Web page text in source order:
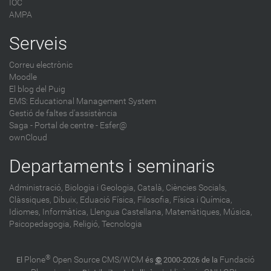
IOC
AMPA
Serveis
Correu electrònic
Moodle
El blog del Puig
EMS: Educational Management System
Gestió de faltes d'assistència
Saga - Portal de centre - Esfer@
ownCloud
Departaments i seminaris
Administració, Biologia i Geologia, Català, Ciències Socials,
Clàssiques, Dibuix, Eduació Física, Filosofia, Física i Química,
Idiomes, Informàtica, Llengua Castellana, Matemàtiques, Música,
Psicopedagogia, Religió, Tecnologia
El Plone® Open Source CMS/WCM és © 2000-2026 de la Fundació